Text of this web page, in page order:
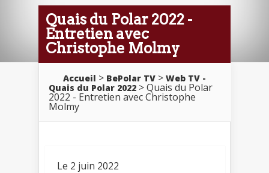
Quais du Polar 2022 -
Entretien avec
Christophe Molmy
Accueil > BePolar TV > Web TV -
Quais du Polar 2022 > Quais du Polar
2022 - Entretien avec Christophe
Molmy
Le 2 juin 2022